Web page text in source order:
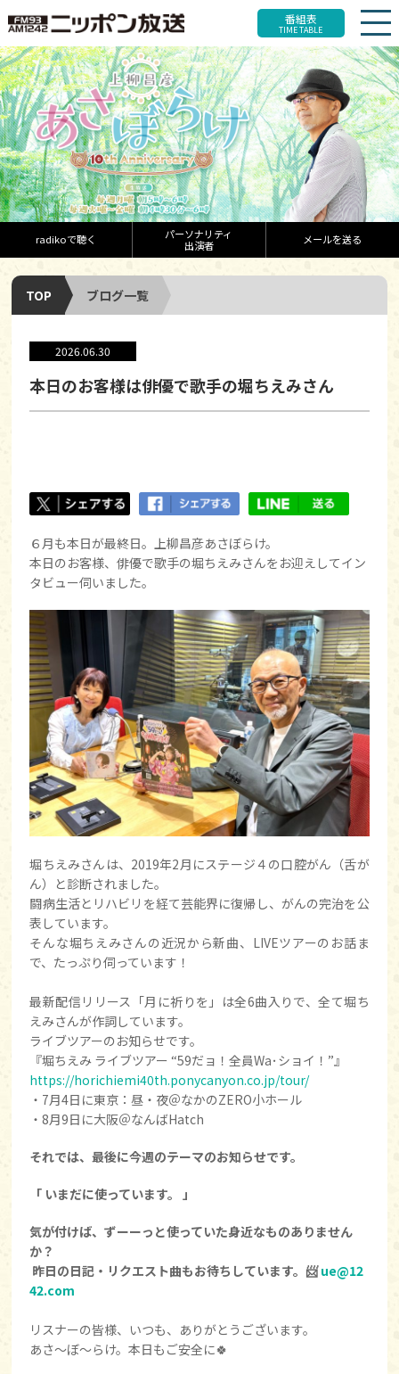
番組表
TIME TABLE
radikoで聴く
パーソナリティ
出演者
メールを送る
TOP ブログ一覧
2026.06.30
本日のお客様は俳優で歌手の堀ちえみさん
６月も本日が最終日。上柳昌彦あさぼらけ。
本日のお客様、俳優で歌手の堀ちえみさんをお迎えしてイン
タビュー伺いました。
堀ちえみさんは、2019年2月にステージ４の口腔がん（舌が
ん）と診断されました。
闘病生活とリハビリを経て芸能界に復帰し、がんの完治を公
表しています。
そんな堀ちえみさんの近況から新曲、LIVEツアーのお話ま
で、たっぷり伺っています！
最新配信リリース「月に祈りを」は全6曲入りで、全て堀ち
えみさんが作詞しています。
ライブツアーのお知らせです。
『堀ちえみ ライブツアー “59だョ！全員Wa･ショイ！”』
https://horichiemi40th.ponycanyon.co.jp/tour/
・7月4日に東京：昼・夜＠なかのZERO小ホール
・8月9日に大阪＠なんばHatch
それでは、最後に今週のテーマのお知らせです。
「 いまだに使っています。 」
気が付けば、ずーーっと使っていた身近なものありません
か？
昨日の日記・リクエスト曲もお待ちしています。📨ue@12
42.com
リスナーの皆様、いつも、ありがとうございます。
あさ〜ぼ〜らけ。本日もご安全に🍀